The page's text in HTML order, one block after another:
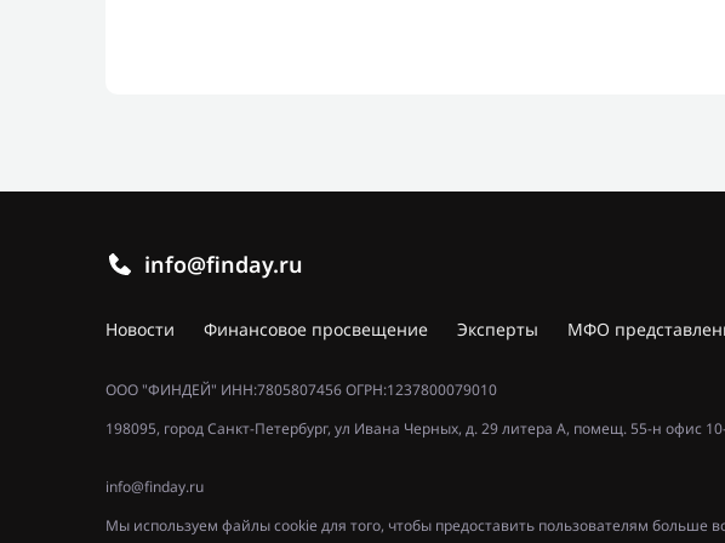
info@finday.ru
Новости Финансовое просвещение Эксперты МФО
ООО "ФИНДЕЙ" ИНН:7805807456 ОГРН:1237800079010
198095, город Санкт-Петербург, ул Ивана Черных, д. 29 литера А, помещ. 55-н офис
info@finday.ru
Мы используем файлы cookie для того, чтобы предоставить пользователям